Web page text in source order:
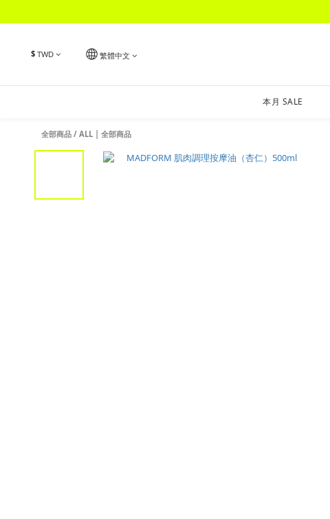
$ TWD 繁體中文
本月 SALE
全部商品 / ALL | 全部商品